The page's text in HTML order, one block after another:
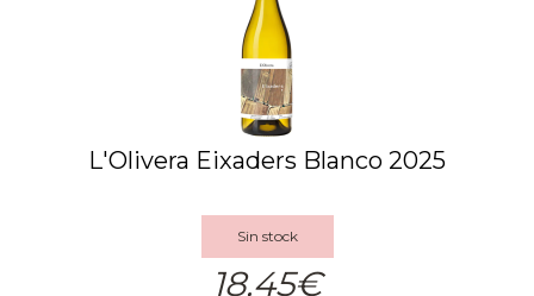
L'Olivera Eixaders Blanco 2025
Sin stock
18,45€